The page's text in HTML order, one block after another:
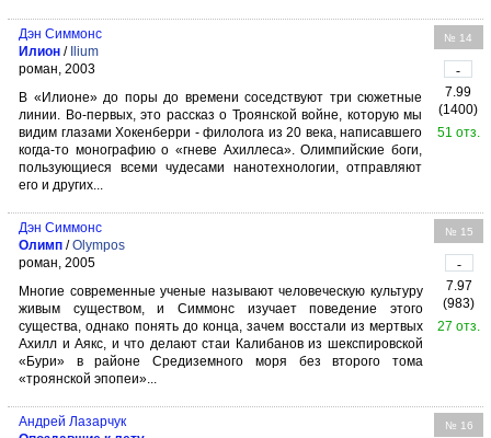
Дэн Симмонс
Илион / Ilium
роман, 2003
В «Илионе» до поры до времени соседствуют три сюжетные
линии. Во-первых, это рассказ о Троянской войне, которую мы
видим глазами Хокенберри - филолога из 20 века, написавшего
когда-то монографию о «гневе Ахиллеса». Олимпийские боги,
пользующиеся всеми чудесами нанотехнологии, отправляют
его и других...
№ 14
-
7.99
(1400)
51 отз.
Дэн Симмонс
Олимп /Olympos
роман, 2005
Многие современные ученые называют человеческую культуру
живым существом, и Симмонс изучает поведение этого
существа, однако понять до конца, зачем восстали из мертвых
Ахилл и Аякс, и что делают стаи Калибанов из шекспировской
«Бури» в районе Средиземного моря без второго тома
«троянской эпопеи»...
№ 15
-
7.97
(983)
27 отз.
Андрей Лазарчук
№ 16